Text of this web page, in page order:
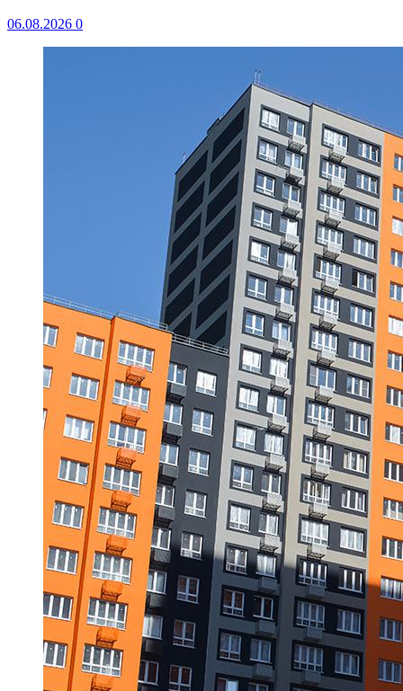
06.08.2026 0